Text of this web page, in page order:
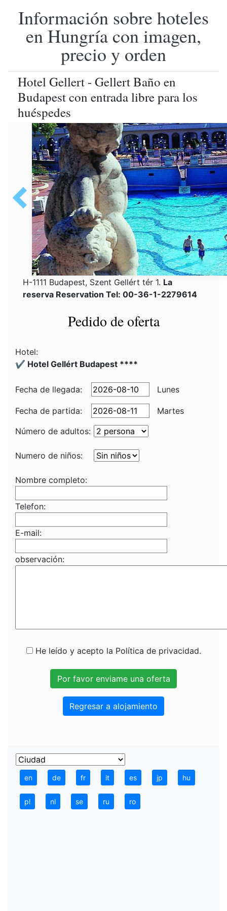
Información sobre hoteles
en Hungría con imagen,
precio y orden
Hotel Gellert - Gellert Baño en
Budapest con entrada libre para los
huéspedes
H-1111 Budapest, Szent Gellért tér 1. La
reserva Reservation Tel: 00-36-1-2279614
Pedido de oferta
Hotel:
✔️ Hotel Gellért Budapest ****
Fecha de llegada: Lunes
Fecha de partida:
Martes
Número de adultos:
Numero de niños:
Nombre completo:
Telefon:
E-mail:
observación:
He leído y acepto la Política de privacidad.
Regresar a alojamiento
en de fr it es jp hu
pl nl se ru ro